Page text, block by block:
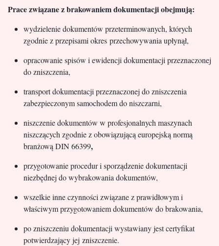
Prace związane z brakowaniem dokumentacji obejmują:
wydzielenie dokumentów przeterminowanych, których
zgodnie z przepisami okres przechowywania upłynął,
opracowanie spisów i ewidencji dokumentacji przeznaczonej
do zniszczenia,
transport dokumentacji przeznaczonej do zniszczenia
zabezpieczonym samochodem do niszczarni,
niszczenie dokumentów w profesjonalnych maszynach
niszczących zgodnie z obowiązującą europejską normą
branżową DIN 66399,
przygotowanie procedur i sporządzenie dokumentacji
niezbędnej do wybrakowania dokumentów,
wszelkie inne czynności związane z prawidłowym i
właściwym przygotowaniem dokumentów do brakowania,
po zniszczeniu dokumentacji wystawiany jest certyfikat
potwierdzający jej zniszczenie.